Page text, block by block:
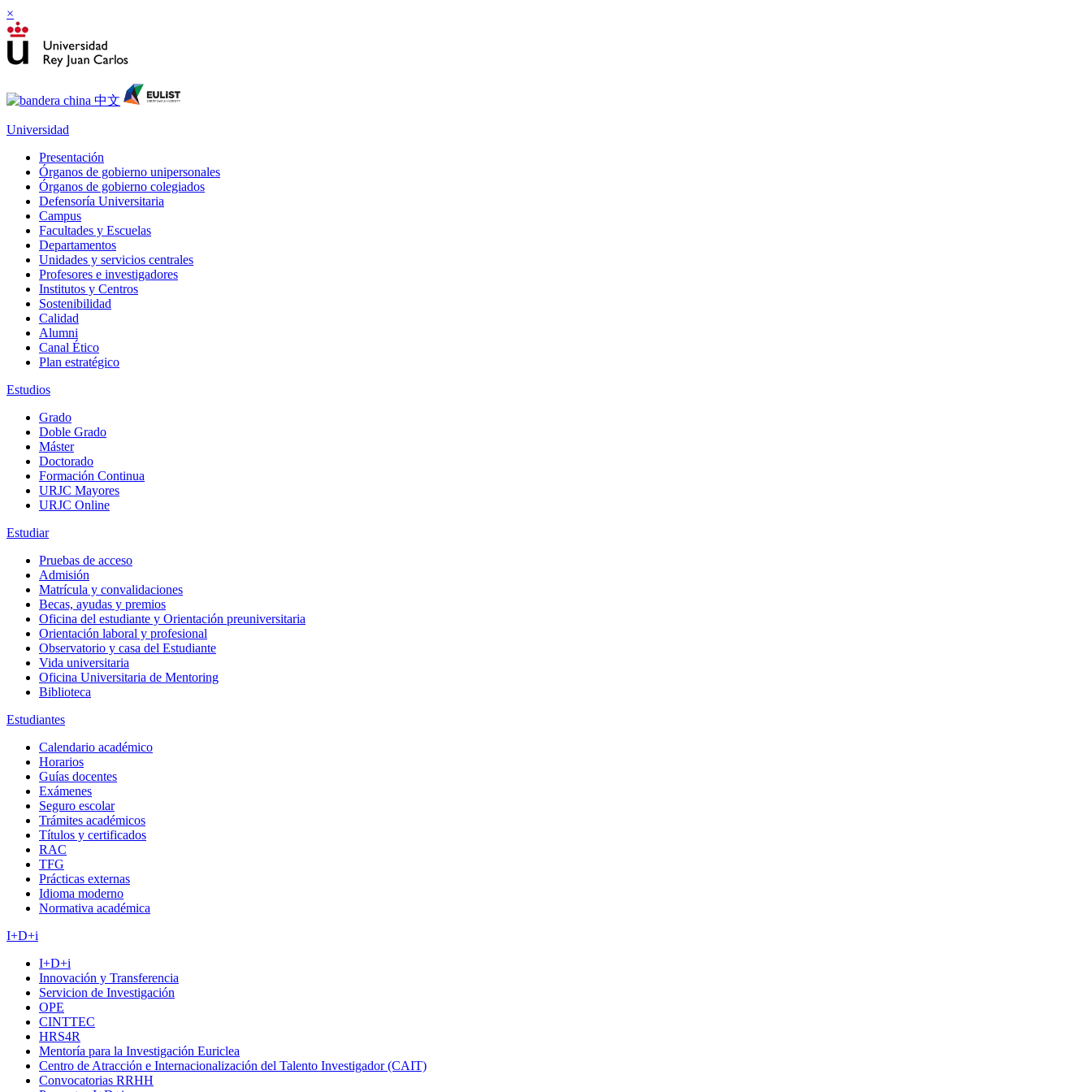
×
Universidad
Presentación
Órganos de gobierno unipersonales
Órganos de gobierno colegiados
Defensoría Universitaria
Campus
Facultades y Escuelas
Departamentos
Unidades y servicios centrales
Profesores e investigadores
Institutos y Centros
Sostenibilidad
Calidad
Alumni
Canal Ético
Plan estratégico
Estudios
Grado
Doble Grado
Máster
Doctorado
Formación Continua
URJC Mayores
URJC Online
Estudiar
Pruebas de acceso
Admisión
Matrícula y convalidaciones
Becas, ayudas y premios
Oficina del estudiante y Orientación preuniversitaria
Orientación laboral y profesional
Observatorio y casa del Estudiante
Vida universitaria
Oficina Universitaria de Mentoring
Biblioteca
Estudiantes
Calendario académico
Horarios
Guías docentes
Exámenes
Seguro escolar
Trámites académicos
Títulos y certificados
RAC
TFG
Prácticas externas
Idioma moderno
Normativa académica
I+D+i
I+D+i
Innovación y Transferencia
Servicion de Investigación
OPE
CINTTEC
HRS4R
Mentoría para la Investigación Euriclea
Centro de Atracción e Internacionalización del Talento Investigador (CAIT)
Convocatorias RRHH